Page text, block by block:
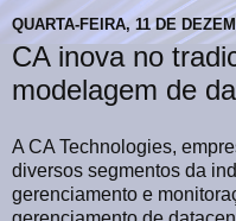
QUARTA-FEIRA, 11 DE
CA inova no
modelagem de
A CA Technologies,
diversos segmentos da
gerenciamento e